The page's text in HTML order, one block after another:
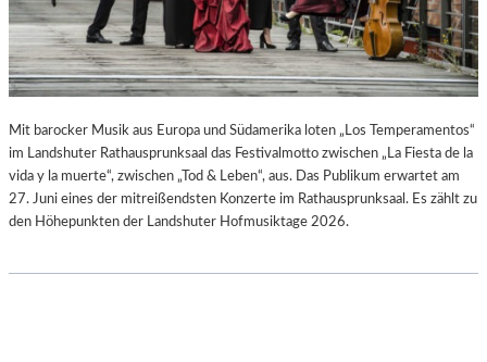
R
I
C
H
T
V
O
N
S
C
Mit barocker Musik aus Europa und Südamerika loten „Los Temperamentos“
im Landshuter Rathausprunksaal das Festivalmotto zwischen „La Fiesta de la
vida y la muerte“, zwischen „Tod & Leben“, aus. Das Publikum erwartet am
27. Juni eines der mitreißendsten Konzerte im Rathausprunksaal. Es zählt zu
den Höhepunkten der Landshuter Hofmusiktage 2026.